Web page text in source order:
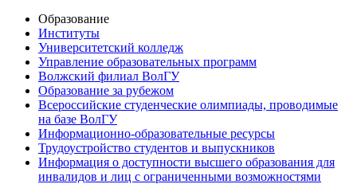
Образование
Институты
Университетский колледж
Управление образовательных программ
Волжский филиал ВолГУ
Образование за рубежом
Всероссийские студенческие олимпиады, проводимые
на базе ВолГУ
Информационно-образовательные ресурсы
Трудоустройство студентов и выпускников
Информация о доступности высшего образования для
инвалидов и лиц с ограниченными возможностями